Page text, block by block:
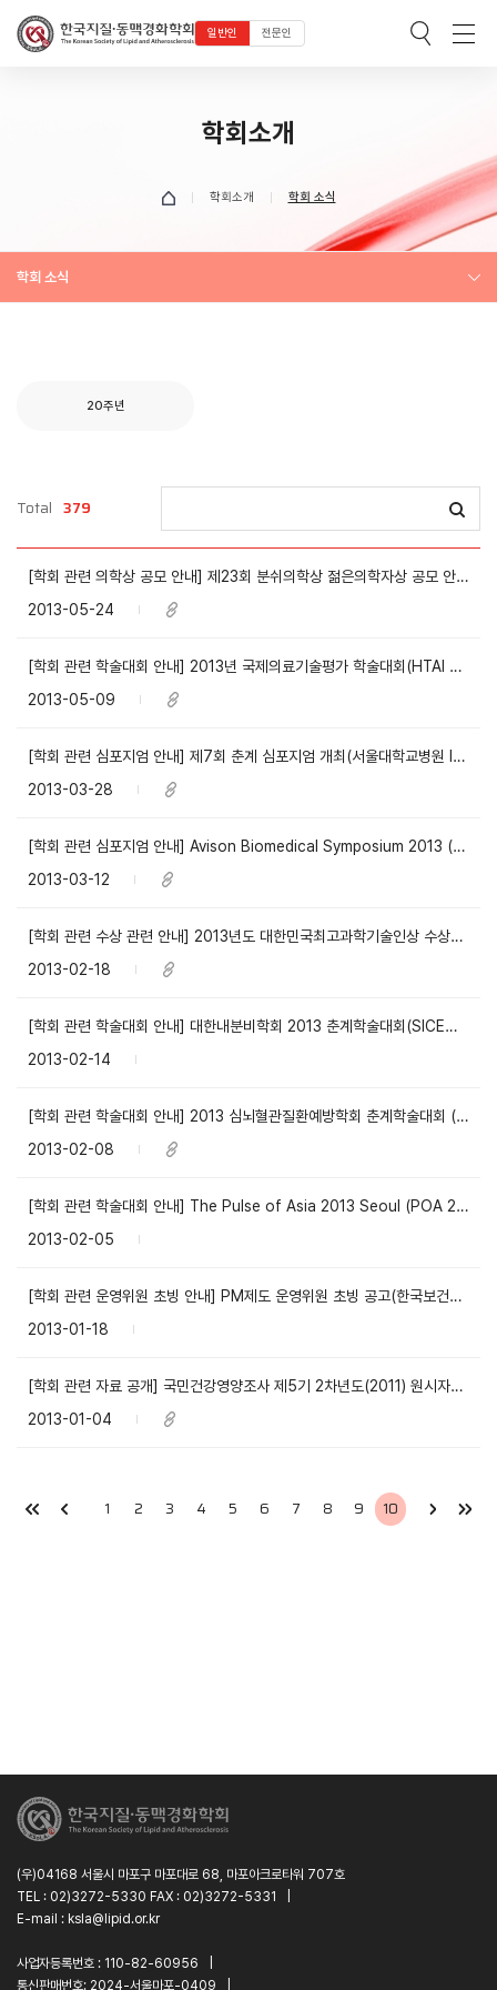
일반인 전문인
학회소개
학회소개 학회 소식
학회 소식
20주년
Total 379
[학회 관련 의학상 공모 안내] 제23회 분쉬의학상 젊은의학자상 공모 안내(대한의학회)
2013-05-24
[학회 관련 학술대회 안내] 2013년 국제의료기술평가 학술대회(HTAI 학술대회 조직위원회)
2013-05-09
[학회 관련 심포지엄 안내] 제7회 춘계 심포지엄 개최(서울대학교병원 IRICT)
2013-03-28
[학회 관련 심포지엄 안내] Avison Biomedical Symposium 2013 (연세대학교 의과대학)
2013-03-12
[학회 관련 수상 관련 안내] 2013년도 대한민국최고과학기술인상 수상후보자 추천 공고
2013-02-18
[학회 관련 학술대회 안내] 대한내분비학회 2013 춘계학술대회(SICEM 2013) (대한내분비학회)
2013-02-14
[학회 관련 학술대회 안내] 2013 심뇌혈관질환예방학회 춘계학술대회 (대한심뇌혈관질환예방학회)
2013-02-08
[학회 관련 학술대회 안내] The Pulse of Asia 2013 Seoul (POA 2013)-혈관연구회
2013-02-05
[학회 관련 운영위원 초빙 안내] PM제도 운영위원 초빙 공고(한국보건산업진흥원)
2013-01-18
[학회 관련 자료 공개] 국민건강영양조사 제5기 2차년도(2011) 원시자료 공개(질병관리본부)
2013-01-04
1 2 3 4 5 6 7 8 9 10
(우)04168 서울시 마포구 마포대로 68, 마포아크로타워 707호
TEL : 02)3272-5330 FAX : 02)3272-5331
E-mail : ksla@lipid.or.kr
사업자등록번호 : 110-82-60956
통신판매번호: 2024-서울마포-0409